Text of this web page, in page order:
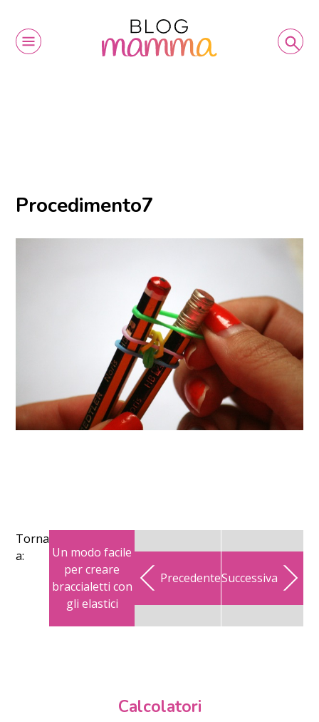
Procedimento7
Torna
a:
Un modo facile
per creare
braccialetti con
gli elastici
PrecedenteSuccessiva
Calcolatori